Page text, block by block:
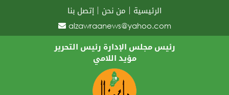
الرئيسية من نحن
إتصل بنا
alzawraanews@yahoo.com
رئيس مجلس الإدارة رئيس التحرير
مؤيد اللامي